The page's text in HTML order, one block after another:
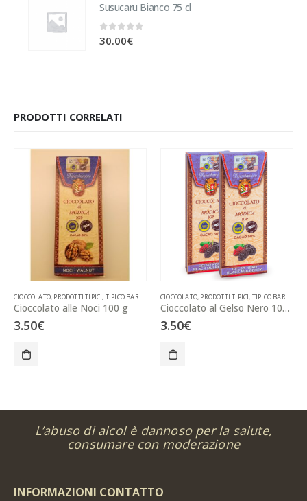
Susucaru Bianco 75 cl
0 Su 5
30.00€
PRODOTTI CORRELATI
CIOCCOLATO, PRODOTTI TIPICI, TIPICO BAROCCO
Cioccolato alle Noci 100 g
3.50€
CIOCCOLATO, PRODOTTI TIPICI, TIPICO BAROCCO
Cioccolato al Gelso Nero 100 g
3.50€
L’abuso di alcol è dannoso per la salute,
consumare con moderazione
INFORMAZIONI CONTATTO